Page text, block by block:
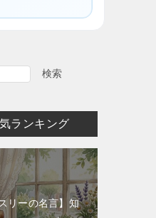
検索
ランキング
リーの名言】知